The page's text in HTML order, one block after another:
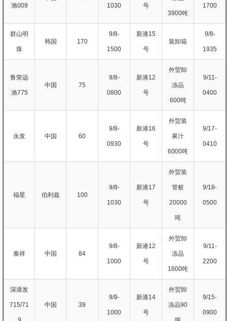
渔009 1030 号
3900吨
1700
群山明
珠
韩国 170
9/8-
1500
新港15
号
装卸箱
9/8-
1935
鲁荣远
渔775
中国 75
9/8-
0800
新港12
号
外贸卸
冻品
600吨
9/11-
0400
永发 中国 60
9/8-
0930
新港16
号
外贸装
果汁
6000吨
9/17-
0410
福星 伯利兹 100
9/8-
1030
新港17
号
外贸装
管桩
20000
吨
9/18-
0500
泰祥 中国 84
9/8-
1000
新港12
号
外贸卸
冻品
1600吨
9/11-
2200
深港发
715/71 中国 39
9/9-
1000
新港14
号
外贸卸
冻品90
9/15-
0900